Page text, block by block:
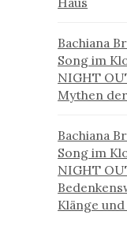
Bachiana
Song im
NIGHT
Mythen
Bachiana
Song im
NIGHT
Klänge